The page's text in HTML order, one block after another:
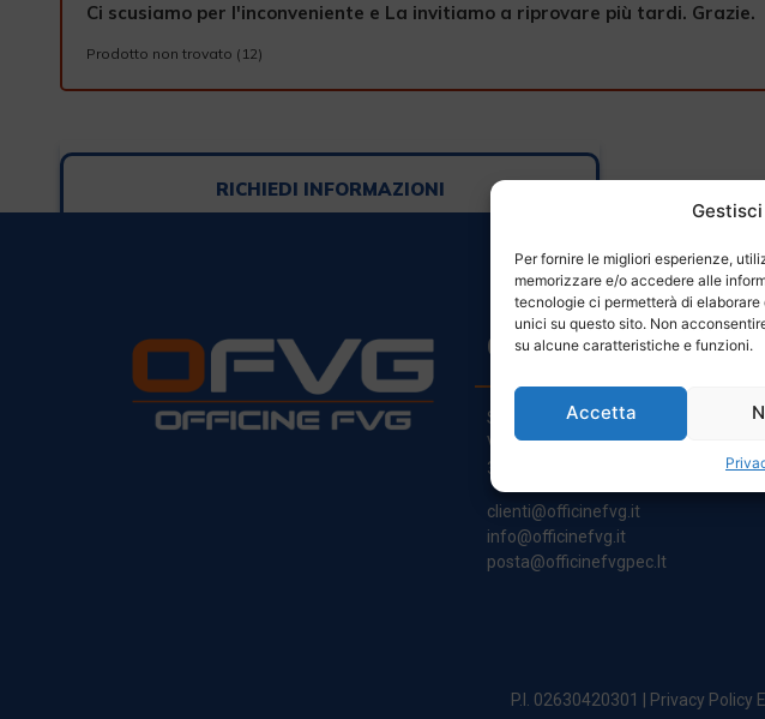
Per fornire le migliori esperienze,
memorizzare e/o accedere alle
tecnologie ci permetterà di
unici su questo sito. Non
su alcune caratteristiche e funzioni.
Accetta
Ci scusiamo per l'inconveniente e La invitiamo a riprovare più tardi. Grazie.
Prodotto non trovato (12)
RICHIEDI INFORMAZIONI
CONTATTI
Sede Legale:
Via Principe Di Udine 144
33030 Campoformido (Ud)
clienti@officinefvg.it
info@officinefvg.it
posta@officinefvgpec.It
P.I. 02630420301 | Privacy Policy